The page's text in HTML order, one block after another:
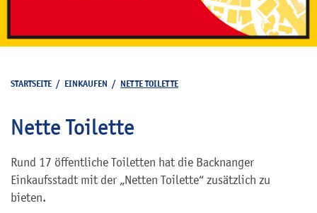
STARTSEITE / EINKAUFEN / NETTE TOILETTE
Nette Toilette
Rund 17 öffentliche Toiletten hat die Backnanger
Einkaufsstadt mit der „Netten Toilette“ zusätzlich zu
bieten.